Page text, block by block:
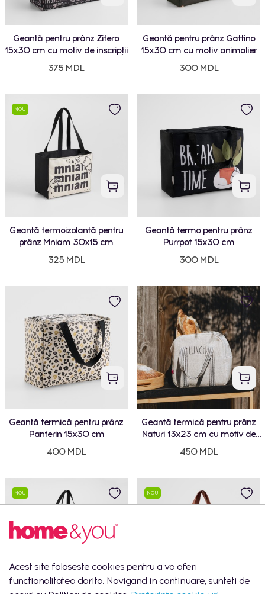
Geantă pentru prânz Zifero
15x30 cm cu motiv de inscripții
375 MDL
Geantă pentru prânz Gattino
15x30 cm cu motiv animalier
300 MDL
NOU
Geantă termoizolantă pentru
prânz Mniam 30x15 cm
325 MDL
Geantă termo pentru prânz
Purrpot 15x30 cm
300 MDL
Geantă termică pentru prânz
Panterin 15x30 cm
400 MDL
Geantă termică pentru prânz
Naturi 13x23 cm cu motiv de
inscripții
450 MDL
NOU NOU
Acest site foloseste cookies pentru a va oferi
functionalitatea dorita. Navigand in continuare, sunteti de